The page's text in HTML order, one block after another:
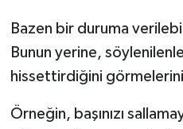
Bazen bir duruma
Bunun yerine,
hissettirdiğini
Örneğin, başınızı